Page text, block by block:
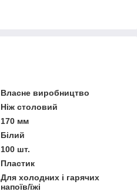
Власне виробництво
Ніж столовий
170 мм
Білий
100 шт.
Пластик
Для холодних і гарячих
напоїв/їжі